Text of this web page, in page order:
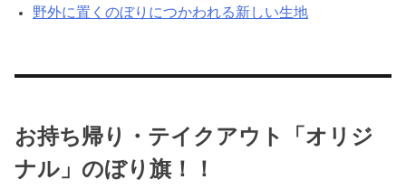
野外に置くのぼりにつかわれる新しい生地
お持ち帰り・テイクアウト「オリジ
ナル」のぼり旗！！